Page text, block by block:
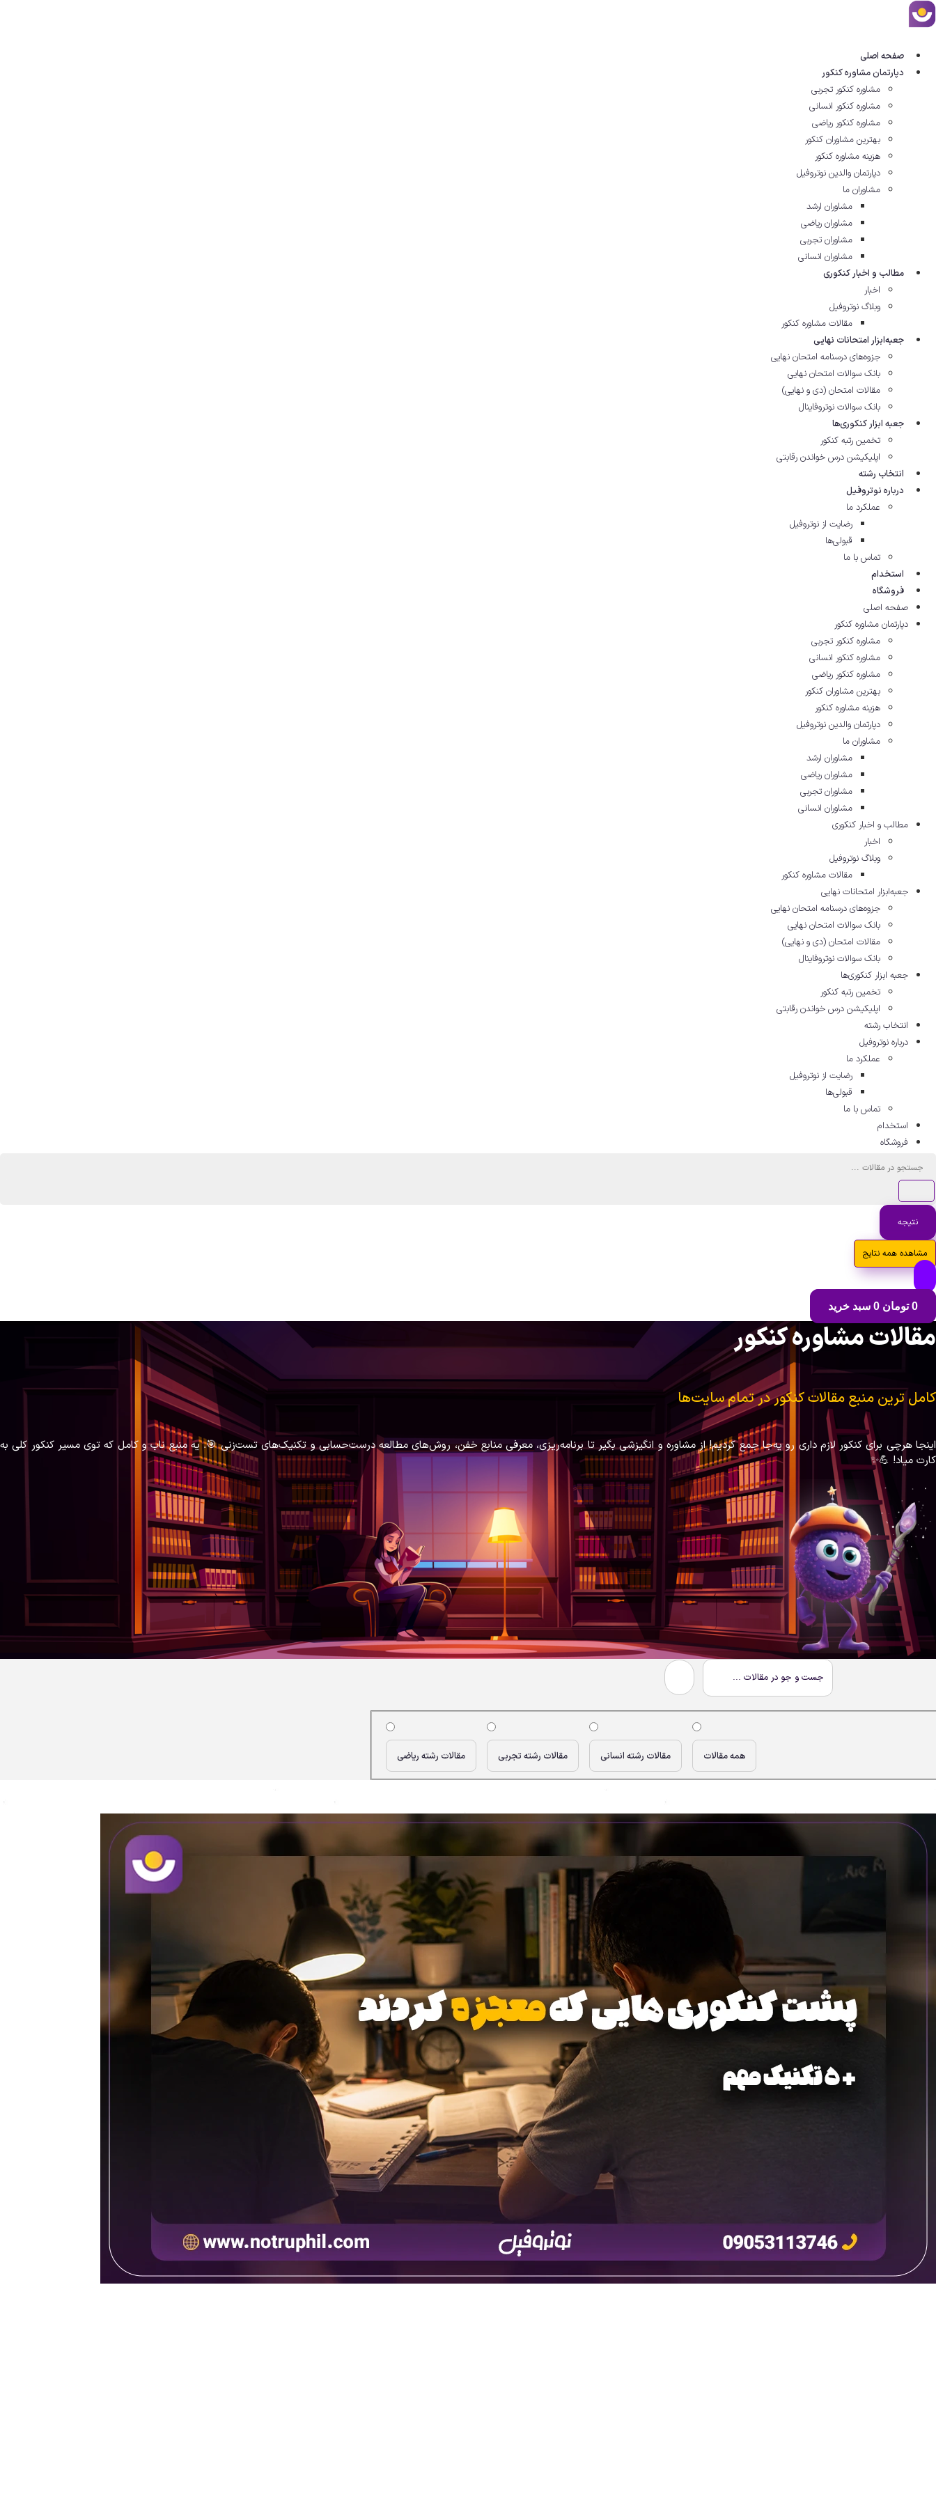
پرش
به
صفحه اصلی
دپارتمان مشاوره کنکور
مشاوره کنکور تجربی
مشاوره کنکور انسانی
مشاوره کنکور ریاضی
بهترین مشاوران کنکور
هزینه مشاوره کنکور
دپارتمان والدین نوتروفیل
مشاوران ما
مشاوران ارشد
مشاوران ریاضی
مشاوران تجربی
مشاوران انسانی
مطالب و اخبار کنکوری
اخبار
وبلاگ نوتروفیل
مقالات مشاوره‌ کنکور
جعبه‌ابزار امتحانات نهایی
جزوه‌های درسنامه امتحان نهایی
بانک سوالات امتحان نهایی
مقالات امتحان (دی و نهایی)
بانک سوالات نوتروفاینال
جعبه ابزار کنکوری‌ها
تخمین رتبه کنکور
اپلیکیشن درس خواندن رقابتی
انتخاب رشته
درباره نوتروفیل
عملکرد ما
رضایت از نوتروفیل
قبولی‌ها
تماس با ما
استخدام
فروشگاه
صفحه اصلی
دپارتمان مشاوره کنکور
مشاوره کنکور تجربی
مشاوره کنکور انسانی
مشاوره کنکور ریاضی
بهترین مشاوران کنکور
هزینه مشاوره کنکور
دپارتمان والدین نوتروفیل
مشاوران ما
مشاوران ارشد
مشاوران ریاضی
مشاوران تجربی
مشاوران انسانی
مطالب و اخبار کنکوری
اخبار
وبلاگ نوتروفیل
مقالات مشاوره‌ کنکور
جعبه‌ابزار امتحانات نهایی
جزوه‌های درسنامه امتحان نهایی
بانک سوالات امتحان نهایی
مقالات امتحان (دی و نهایی)
بانک سوالات نوتروفاینال
جعبه ابزار کنکوری‌ها
تخمین رتبه کنکور
اپلیکیشن درس خواندن رقابتی
انتخاب رشته
درباره نوتروفیل
عملکرد ما
رضایت از نوتروفیل
قبولی‌ها
تماس با ما
استخدام
فروشگاه
جستجو
نتیجه
مشاهده همه نتایج
0 تومان 0 سبد خرید
مقالات مشاوره‌ کنکور
کامل ترین منبع مقالات کنکور در تمام سایت‌ها
اینجا هرچی برای کنکور لازم داری رو یه‌جا جمع کردیم! از مشاوره و انگیزشی بگیر تا برنامه‌ریزی، معرفی منابع خفن، روش‌های مطالعه درست‌حسابی و تکنیک‌های تست‌زنی 🎯. یه منبع ناب و کامل که توی مسیر کنکور کلی به
کارت میاد! 💪✨
همه مقالات مقالات رشته انسانی مقالات رشته تجربی مقالات رشته ریاضی